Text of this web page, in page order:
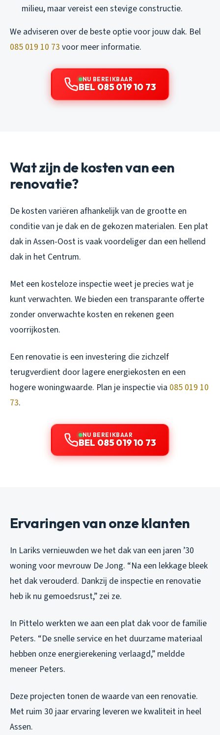
milieu, maar vereist een stevige constructie.
We adviseren over de beste optie voor jouw dak. Bel
085 019 10 73 voor meer informatie.
NU BEREIKBAAR
BEL 085 019 10 73
Wat zijn de kosten van een
renovatie?
De kosten variëren afhankelijk van de grootte en
conditie van je dak en de gekozen materialen. Een plat
dak in Assen-Oost is vaak voordeliger dan een hellend
dak in het Centrum.
Met een kosteloze inspectie weet je precies wat je
kunt verwachten. We bieden een transparante offerte
zonder onverwachte kosten en rekenen geen
voorrijkosten.
Een renovatie is een investering die zichzelf
terugverdient door lagere energiekosten en een
hogere woningwaarde. Plan je inspectie via 085 019 10
73.
NU BEREIKBAAR
BEL 085 019 10 73
Ervaringen van onze klanten
In Lariks vernieuwden we het dak van een jaren ’30
woning voor mevrouw De Jong. “Na een lekkage bleek
het dak verouderd. Dankzij de inspectie en renovatie
heb ik nu gemoedsrust,” zei ze.
In Pittelo werkten we aan een plat dak voor de familie
Peters. “De snelle service en het duurzame materiaal
hebben onze energierekening verlaagd,” meldde
meneer Peters.
Deze projecten tonen de waarde van een renovatie.
Met ruim 30 jaar ervaring leveren we kwaliteit in heel
Assen.